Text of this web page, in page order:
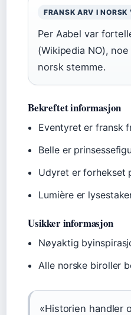
FRANSK ARV I NORSK
Per Aabel var
(Wikipedia NO),
norsk stemme.
Bekreftet informasjon
Eventyret er fransk
Belle er
Udyret er forhekset
Lumière er
Usikker informasjon
Nøyaktig
Alle norske biroller
«Historien handler